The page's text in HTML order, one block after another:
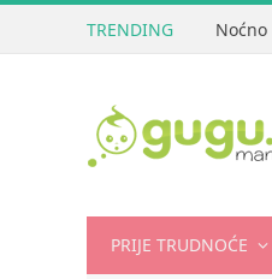
TRENDING
PRIJE TRUDNOĆE